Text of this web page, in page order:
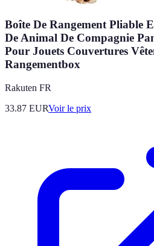
Boîte De Rangement Pliable
De Animal De Compagnie
Pour Jouets Couvertures
Rangementbox
Rakuten FR
33.87 EURVoir le prix